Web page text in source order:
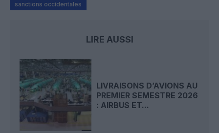
sanctions occidentales
LIRE AUSSI
LIVRAISONS D’AVIONS AU
PREMIER SEMESTRE 2026
: AIRBUS ET...